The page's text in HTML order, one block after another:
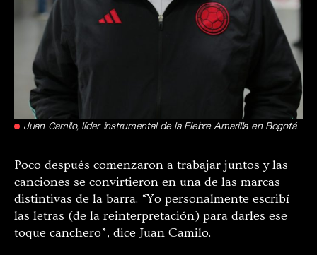
Juan Camilo, líder instrumental de la Fiebre Amarilla en Bogotá.
Poco después comenzaron a trabajar juntos y las
canciones se convirtieron en una de las marcas
distintivas de la barra. “Yo personalmente escribí
las letras (de la reinterpretación) para darles ese
toque canchero”, dice Juan Camilo.